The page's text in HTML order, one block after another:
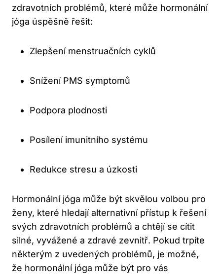
zdravotních problémů, které může hormonální
jóga úspěšně řešit:
Zlepšení menstruačních cyklů
Snížení PMS symptomů
Podpora plodnosti
Posílení imunitního systému
Redukce stresu a úzkosti
Hormonální jóga může být skvělou volbou pro
ženy, které hledají alternativní přístup k řešení
svých zdravotních problémů a chtějí se cítit
silné, vyvážené a zdravé zevnitř. Pokud trpíte
některým z uvedených problémů, je možné,
že hormonální jóga může být pro vás